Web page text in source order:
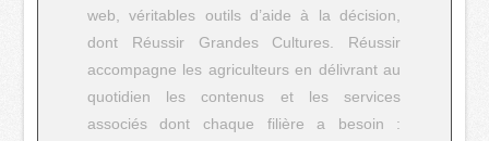
web, véritables outils d’aide à la décision,
dont Réussir Grandes Cultures. Réussir
accompagne les agriculteurs en délivrant au
quotidien les contenus et les services
associés dont chaque filière a besoin :